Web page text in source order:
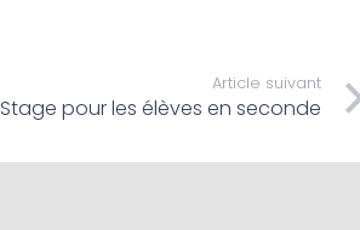
Article suivant
Stage pour les élèves en seconde